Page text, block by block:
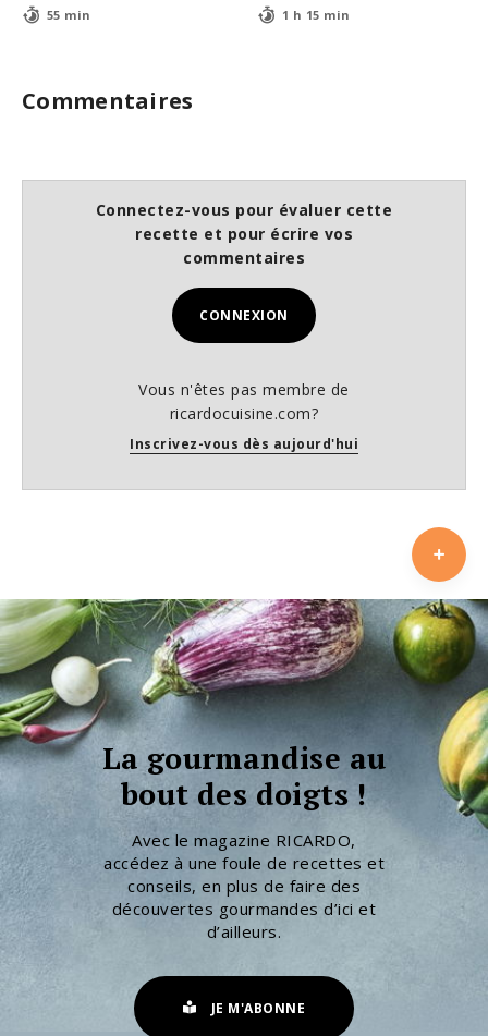
55 min 1 h 15 min
Commentaires
Connectez-vous pour évaluer cette
recette et pour écrire vos
commentaires
CONNEXION
Vous n'êtes pas membre de
ricardocuisine.com?
Inscrivez-vous dès aujourd'hui
La gourmandise au
bout des doigts !
Avec le magazine RICARDO,
accédez à une foule de recettes et
conseils, en plus de faire des
découvertes gourmandes d’ici et
d’ailleurs.
JE M'ABONNE